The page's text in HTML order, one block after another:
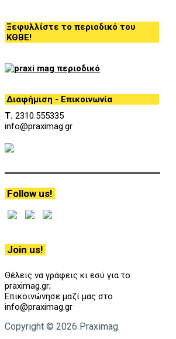
Ξεφυλλίστε το περιοδικό του
ΚΘΒΕ!
Διαφήμιση - Επικοινωνία
Τ. 2310.555335
info@praximag.gr
Follow us!
Join us!
Θέλεις να γράφεις κι εσύ για το
praximag.gr;
Επικοινώνησε μαζί μας στο
info@praximag.gr
Copyright © 2026 Praximag.